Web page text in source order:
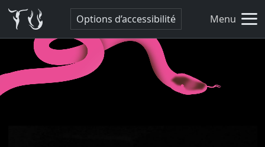
Options d’accessibilité Menu